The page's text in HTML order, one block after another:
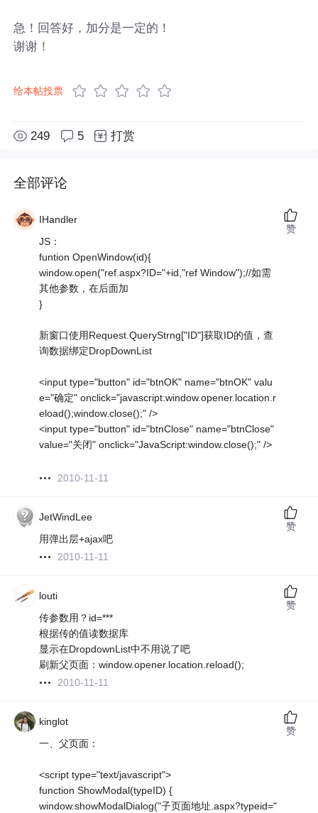
急！回答好，加分是一定的！
谢谢！
给本帖投票
249 5 打赏
全部评论
IHandler
JS：
funtion OpenWindow(id){
window.open("ref.aspx?ID="+id,"ref Window");//如需
其他参数，在后面加
}
新窗口使用Request.QueryStrng["ID"]获取ID的值，查
询数据绑定DropDownList
<input type="button" id="btnOK" name="btnOK" valu
e="确定" onclick="javascript:window.opener.location.r
eload();window.close();" />
<input type="button" id="btnClose" name="btnClose"
value="关闭" onclick="JavaScript:window.close();" />
2010-11-11
赞
JetWindLee
用弹出层+ajax吧
2010-11-11
赞
louti
传参数用？id=***
根据传的值读数据库
显示在DropdownList中不用说了吧
刷新父页面：window.opener.location.reload();
2010-11-11
赞
kinglot
一、父页面：
<script type="text/javascript">
function ShowModal(typeID) {
window.showModalDialog("子页面地址.aspx?typeid="
赞